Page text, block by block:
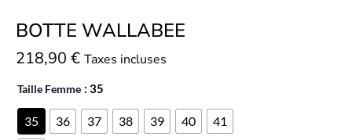
BOTTE WALLABEE
218,90 € Taxes incluses
Taille Femme : 35
35 36 37 38 39 40
41